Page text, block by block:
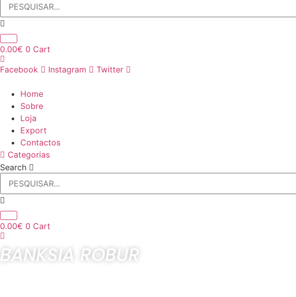
0.00€ 0 Cart
Facebook
Instagram Twitter
Home
Sobre
Loja
Export
Contactos
Categorias
Search
0.00€ 0 Cart
BANKSIA ROBUR